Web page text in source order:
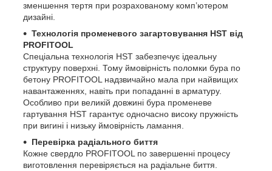
зменшення тертя при розрахованому комп’ютером
дизайні.
Технологія променевого загартовування HST від
PROFITOOL
Спеціальна технологія HST забезпечує ідеальну
структуру поверхні. Тому ймовірність поломки бура по
бетону PROFITOOL надзвичайно мала при найвищих
навантаженнях, навіть при попаданні в арматуру.
Особливо при великій довжині бура променеве
гартування HST гарантує одночасно високу пружність
при вигині і низьку ймовірність ламання.
Перевірка радіального биття
Кожне свердло PROFITOOL по завершенні процесу
виготовлення перевіряється на радіальне биття.